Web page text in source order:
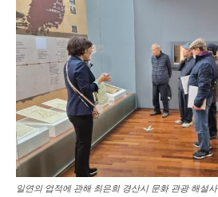
일연의 업적에 관해 최은희 경산시 문화 관광 해설